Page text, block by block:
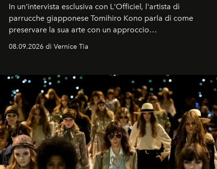
In un'intervista esclusiva con L'Officiel, l'artista di
parrucche giapponese Tomihiro Kono parla di come
preservare la sua arte con un approccio
contemporaneo.
08.09.2026 di Vernice Tia